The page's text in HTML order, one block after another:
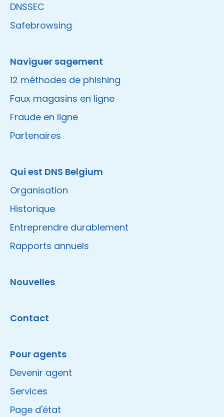
DNSSEC
Safebrowsing
Naviguer sagement
12 méthodes de phishing
Faux magasins en ligne
Fraude en ligne
Partenaires
Qui est DNS Belgium
Organisation
Historique
Entreprendre durablement
Rapports annuels
Nouvelles
Contact
Pour agents
Devenir agent
Services
Page d'état